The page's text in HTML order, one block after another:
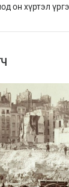
он хүртэл